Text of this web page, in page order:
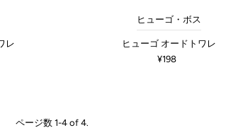
レ
ヒューゴ・ボス
ヒューゴ オードトワレ
¥198
ページ数 1-4 of 4.